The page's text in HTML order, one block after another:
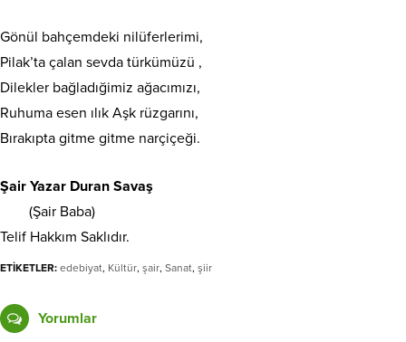
Gönül bahçemdeki nilüferlerimi,
Pilak’ta çalan sevda türkümüzü ,
Dilekler bağladığimiz ağacımızı,
Ruhuma esen ılık Aşk rüzgarını,
Bırakıpta gitme gitme narçiçeği.
Şair Yazar Duran Savaş
(Şair Baba)
Telif Hakkım Saklıdır.
ETİKETLER: edebiyat, Kültür, şair, Sanat, şiir
Yorumlar